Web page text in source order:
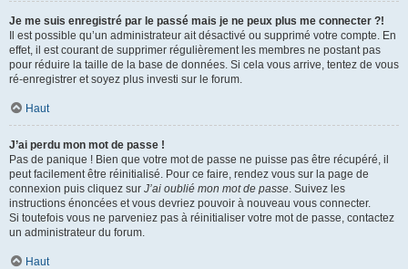
Je me suis enregistré par le passé mais je ne peux plus me connecter ?!
Il est possible qu’un administrateur ait désactivé ou supprimé votre compte. En
effet, il est courant de supprimer régulièrement les membres ne postant pas
pour réduire la taille de la base de données. Si cela vous arrive, tentez de vous
ré-enregistrer et soyez plus investi sur le forum.
Haut
J’ai perdu mon mot de passe !
Pas de panique ! Bien que votre mot de passe ne puisse pas être récupéré, il
peut facilement être réinitialisé. Pour ce faire, rendez vous sur la page de
connexion puis cliquez sur J’ai oublié mon mot de passe. Suivez les
instructions énoncées et vous devriez pouvoir à nouveau vous connecter.
Si toutefois vous ne parveniez pas à réinitialiser votre mot de passe, contactez
un administrateur du forum.
Haut